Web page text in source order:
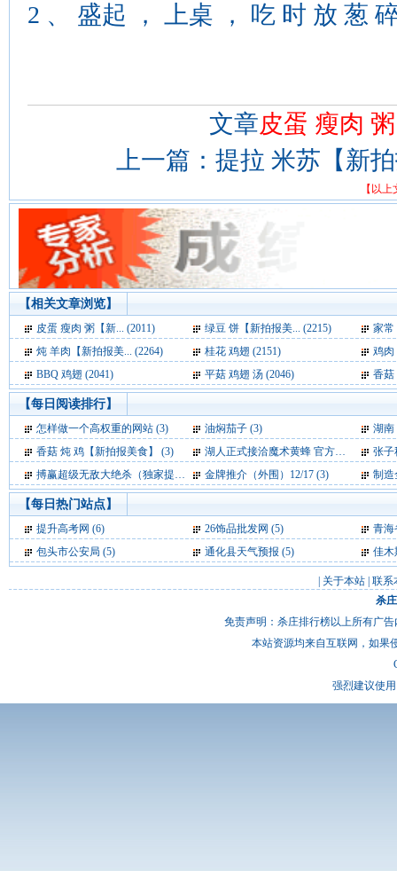
2 、 盛起 ， 上桌 ， 吃 时 放 葱
文章皮蛋 瘦肉
上一篇： 提拉 米苏【新
【以
【相关文章浏览】
皮蛋 瘦肉 粥【新... (2011) 绿豆 饼【新拍报美... (2215)
家常
炖 羊肉【新拍报美... (2264)
桂花 鸡翅 (2151)
鸡肉
BBQ 鸡翅 (2041)
平菇 鸡翅 汤 (2046) 香菇
【每日阅读排行】
怎样做一个高权重的网站 (3) 油焖茄子 (3)
湖南
香菇 炖 鸡【新拍报美食】 (3)
湖人正式接洽魔术黄蜂 官方求购霍华德+保罗 (3)
张子秋
搏赢超级无敌大绝杀（独家提供）06.13 (3)
金牌推介（外围）12/17 (3) 制造
【每日热门站点】
提升高考网 (6) 26饰品批发网 (5)
青海
包头市公安局 (5) 通化县天气预报 (5) 佳木
关于本站 联系
杀
免责声明：杀庄排行榜以上所有广
本站资源均来自互联网，如果
强烈建议使